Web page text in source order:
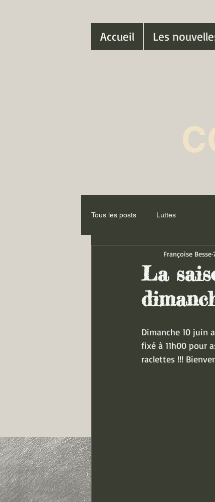
Accueil Les
Tous les posts Luttes
La
Françoise Besse
Dimanche 10 juin
fixé à 11h00 pour
raclettes !!!